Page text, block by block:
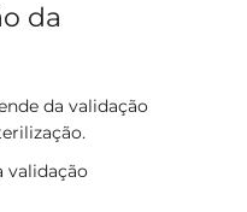
da
da validação
validação